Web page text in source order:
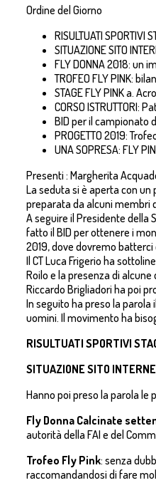
Ordine del Giorno
RISULTUATI
SITUAZIONE SITO
FLY DONNA 2018:
TROFEO FLY PINK:
STAGE FLY PINK a.
CORSO ISTRUTTORI:
BID per il campionato
PROGETTO 2019:
UNA SOPRESA: FLY
Presenti : Margherita
La seduta si è aperta con
preparata da alcuni membri
A seguire il Presidente della
fatto il BID per ottenere i
2019, dove dovremo
Il CT Luca Frigerio ha
Roilo e la presenza di
Riccardo Brigliadori ha poi
In seguito ha preso la
uomini. Il movimento ha
RISULTUATI SPORTIVI
SITUAZIONE SITO
Hanno poi preso la parola le
Fly Donna Calcinate
autorità della FAI e del
Trofeo Fly Pink: senza
raccomandandosi di fare